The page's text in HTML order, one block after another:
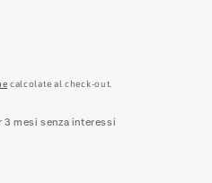
calcolate al check-out.
3 mesi senza interessi